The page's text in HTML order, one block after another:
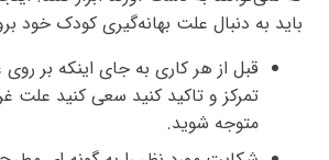
باید به دنبال علت بهانه‌گیری کودک خود
قبل از هر کاری به جای اینکه بر
تمرکز و تاکید کنید سعی کنید علت
متوجه شوید.